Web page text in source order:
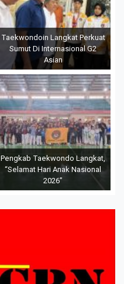
Taekwondoin Langkat Perkuat
Sumut Di Internasional G2
Asian
Pengkab Taekwondo Langkat,
“Selamat Hari Anak Nasional
2026”